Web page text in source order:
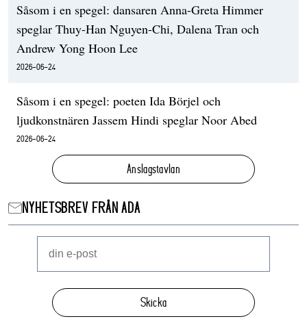
Såsom i en spegel: dansaren Anna-Greta Himmer
speglar Thuy-Han Nguyen-Chi, Dalena Tran och
Andrew Yong Hoon Lee
2026-06-24
Såsom i en spegel: poeten Ida Börjel och
ljudkonstnären Jassem Hindi speglar Noor Abed
2026-06-24
Anslagstavlan
NYHETSBREV FRÅN ADA
Skicka